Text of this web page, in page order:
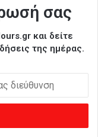
σας
και δείτε
της ημέρας.